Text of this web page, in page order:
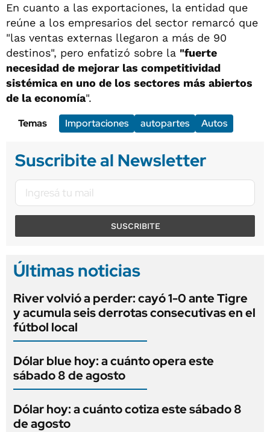
En cuanto a las exportaciones, la entidad que
reúne a los empresarios del sector remarcó que
"las ventas externas llegaron a más de 90
destinos", pero enfatizó sobre la "fuerte
necesidad de mejorar las competitividad
sistémica en uno de los sectores más abiertos
de la economía".
Temas
Importaciones autopartes Autos
Suscribite al Newsletter
SUSCRIBITE
Últimas noticias
River volvió a perder: cayó 1-0 ante Tigre
y acumula seis derrotas consecutivas en el
fútbol local
Dólar blue hoy: a cuánto opera este
sábado 8 de agosto
Dólar hoy: a cuánto cotiza este sábado 8
de agosto